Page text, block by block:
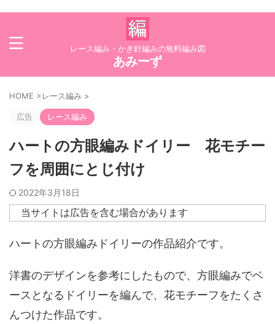
レース編み・かぎ針編みの無料編み図
あみーず
HOME >レース編み >
広告 レース編み
ハートの方眼編みドイリー 花モチー
フを周囲にとじ付け
2022年3月18日
当サイトは広告を含む場合があります
ハートの方眼編みドイリーの作品紹介です。
洋書のデザインを参考にしたもので、方眼編みでベ
ースとなるドイリーを編んで、花モチーフをたくさ
んつけた作品です。